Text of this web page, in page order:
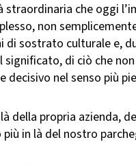
che oggi
non
sostrato culturale e,
di ciò che
decisivo nel senso più
della propria azienda,
in là del nostro